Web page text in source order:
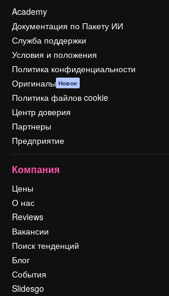
Academy
Документация по Пакету ИИ
Служба поддержки
Условия и положения
Политика конфиденциальности
Оригиналы Новое
Политика файлов cookie
Центр доверия
Партнеры
Предприятие
Компания
Цены
О нас
Reviews
Вакансии
Поиск тенденций
Блог
События
Slidesgo